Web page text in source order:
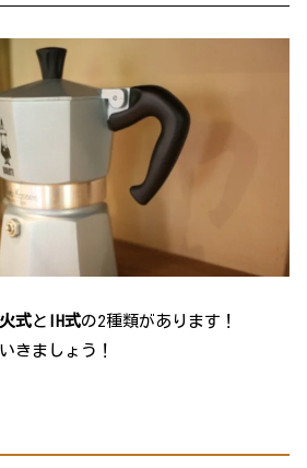
式と IH式の2種類があります！
きましょう！